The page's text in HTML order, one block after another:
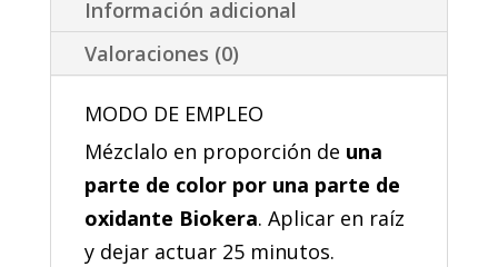
Información adicional
Valoraciones (0)
MODO DE EMPLEO
Mézclalo en proporción de una
parte de color por una parte de
oxidante Biokera. Aplicar en raíz
y dejar actuar 25 minutos.